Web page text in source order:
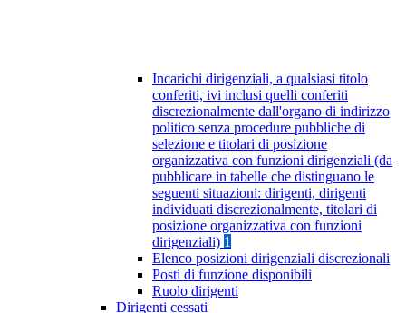
Incarichi dirigenziali, a qualsiasi titolo
conferiti, ivi inclusi quelli conferiti
discrezionalmente dall'organo di indirizzo
politico senza procedure pubbliche di
selezione e titolari di posizione
organizzativa con funzioni dirigenziali (da
pubblicare in tabelle che distinguano le
seguenti situazioni: dirigenti, dirigenti
individuati discrezionalmente, titolari di
posizione organizzativa con funzioni
dirigenziali) 1
Elenco posizioni dirigenziali discrezionali
Posti di funzione disponibili
Ruolo dirigenti
Dirigenti cessati